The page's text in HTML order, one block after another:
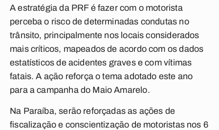
A estratégia da PRF é fazer com o motorista
perceba o risco de determinadas condutas no
trânsito, principalmente nos locais considerados
mais críticos, mapeados de acordo com os dados
estatísticos de acidentes graves e com vítimas
fatais. A ação reforça o tema adotado este ano
para a campanha do Maio Amarelo.
Na Paraíba, serão reforçadas as ações de
fiscalização e conscientização de motoristas nos 6